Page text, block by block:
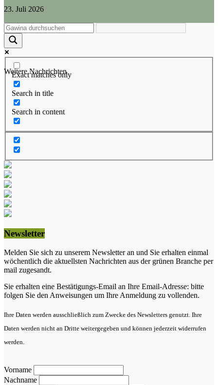
23. Juli 2026
Weitere Nachrichten
Exact matches only
Search in title
Search in content
Newsletter
Melden Sie sich zu unserem Newsletter an und Sie erhalten einmal
wöchentlich die aktuellsten Nachrichten aus der grünen Branche per
mail zugesandt.
Sie erhalten eine Bestätigungs-Email an Ihre Email-Adresse: bitte
folgen Sie den Anweisungen um Ihre Anmeldung zu vollenden.
Ihre Daten werden ausschließlich zum Zwecke des Newsletters genutzt. Ihre
Daten werden nicht an Dritte weitergegeben und können jederzeit widerrufen
werden.
Vorname
Nachname